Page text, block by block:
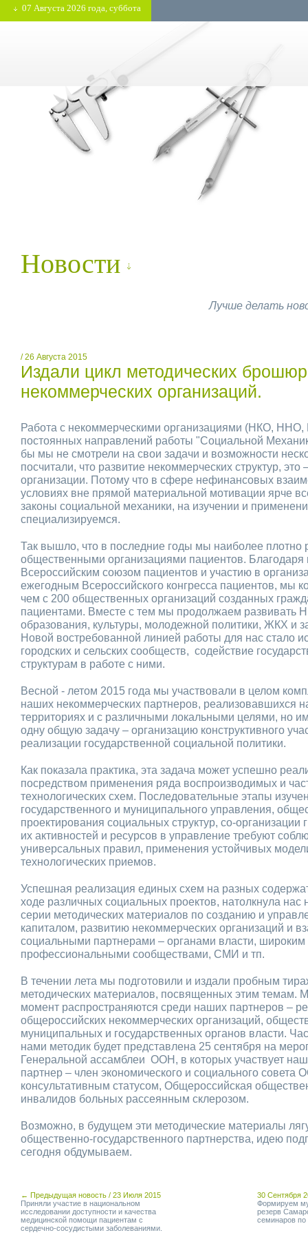
07 Августа 2026 года, суббота
Новости
Лучше делать
/ 26 Августа 2015
Издали цикл методических
некоммерческих организаций.
Работа с некоммерческими организациями (НКО, ННО,
постоянных направлений работы "Социальной
бы мы не смотрели на свои задачи и возможности
посчитали, что развитие некоммерческих структур,
организации. Потому что в сфере нефинансовых
условиях вне прямой материальной мотивации ярче
законы социальной механики, на изучении и
специализируемся.
Так вышло, что в последние годы мы наиболее плотно
общественными организациями пациентов. Благодаря
Всероссийским союзом пациентов и участию в
ежегодным Всероссийского конгресса пациентов, мы
чем с 200 общественных организаций созданных
пациентами. Вместе с тем мы продолжаем развивать
образования, культуры, молодежной политики, ЖКХ и
Новой востребованной линией работы для нас стало
городских и сельских сообществ, содействие
структурам в работе с ними.
Весной - летом 2015 года мы участвовали в целом
наших некоммерческих партнеров, реализовавшихся
территориях и с различными локальными целями, но
одну общую задачу – организацию конструктивного
реализации государственной социальной политики.
Как показала практика, эта задача может успешно
посредством применения ряда воспроизводимых и
технологических схем. Последовательные этапы
государственного и муниципального управления,
проектирования социальных структур, со-организации
их активностей и ресурсов в управление требуют
универсальных правил, применения устойчивых
технологических приемов.
Успешная реализация единых схем на разных
ходе различных социальных проектов, натолкнула нас
серии методических материалов по созданию и
капиталом, развитию некоммерческих организаций и
социальными партнерами – органами власти, широким
профессиональными сообществами, СМИ и тп.
В течении лета мы подготовили и издали пробным
методических материалов, посвященных этим темам.
момент распространяются среди наших партнеров –
общероссийских некоммерческих организаций,
муниципальных и государственных органов власти.
нами методик будет представлена 25 сентября на
Генеральной ассамблеи ООН, в которых участвует
партнер – член экономического и социального совета
консультативным статусом, Общероссийская
инвалидов больных рассеянным склерозом.
Возможно, в будущем эти методические материалы
общественно-государственного партнерства, идею
сегодня обдумываем.
← Предыдущая новость / 23 Июля 2015
Приняли участие в национальном
исследовании доступности и качества
медицинской помощи пациентам с
сердечно-сосудистыми заболеваниями.
30 Сентября
Формируем
резерв
семинаров